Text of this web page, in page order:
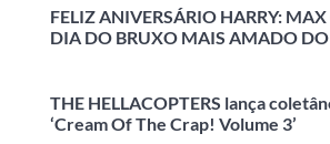
FELIZ ANIVERSÁRIO HARRY:
DIA DO BRUXO MAIS AMADO
THE HELLACOPTERS lança
‘Cream Of The Crap! Volume 3’